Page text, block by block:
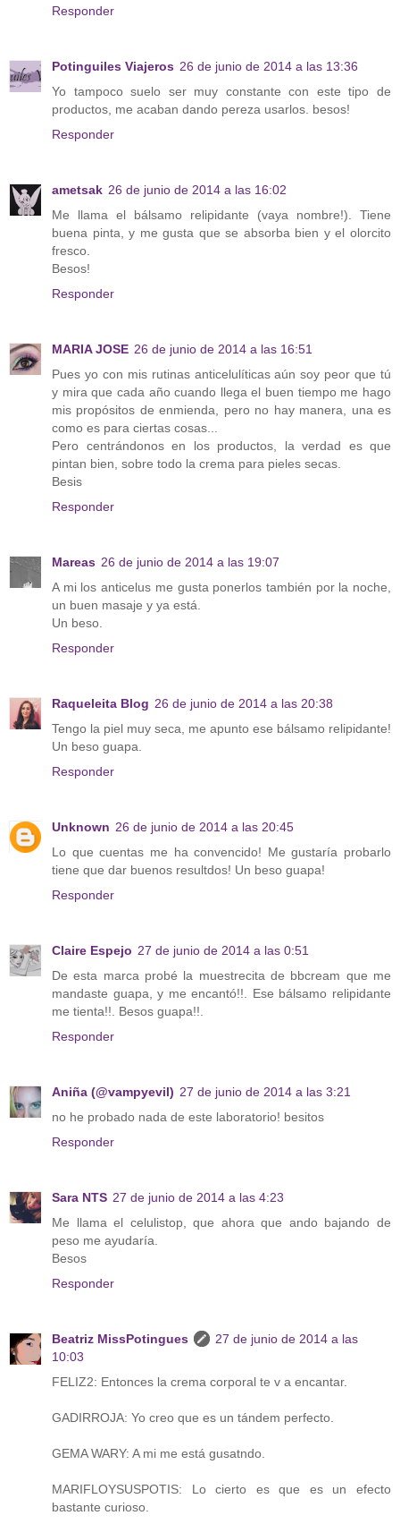
Responder
Potinguiles Viajeros 26 de junio de 2014 a las 13:36
Yo tampoco suelo ser muy constante con este tipo de
productos, me acaban dando pereza usarlos. besos!
Responder
ametsak 26 de junio de 2014 a las 16:02
Me llama el bálsamo relipidante (vaya nombre!). Tiene
buena pinta, y me gusta que se absorba bien y el olorcito
fresco.
Besos!
Responder
MARIA JOSE 26 de junio de 2014 a las 16:51
Pues yo con mis rutinas anticelulíticas aún soy peor que tú
y mira que cada año cuando llega el buen tiempo me hago
mis propósitos de enmienda, pero no hay manera, una es
como es para ciertas cosas...
Pero centrándonos en los productos, la verdad es que
pintan bien, sobre todo la crema para pieles secas.
Besis
Responder
Mareas 26 de junio de 2014 a las 19:07
A mi los anticelus me gusta ponerlos también por la noche,
un buen masaje y ya está.
Un beso.
Responder
Raqueleita Blog 26 de junio de 2014 a las 20:38
Tengo la piel muy seca, me apunto ese bálsamo relipidante!
Un beso guapa.
Responder
Unknown 26 de junio de 2014 a las 20:45
Lo que cuentas me ha convencido! Me gustaría probarlo
tiene que dar buenos resultdos! Un beso guapa!
Responder
Claire Espejo 27 de junio de 2014 a las 0:51
De esta marca probé la muestrecita de bbcream que me
mandaste guapa, y me encantó!!. Ese bálsamo relipidante
me tienta!!. Besos guapa!!.
Responder
Aniña (@vampyevil) 27 de junio de 2014 a las 3:21
no he probado nada de este laboratorio! besitos
Responder
Sara NTS 27 de junio de 2014 a las 4:23
Me llama el celulistop, que ahora que ando bajando de
peso me ayudaría.
Besos
Responder
Beatriz MissPotingues
27 de junio de 2014 a las
10:03
FELIZ2: Entonces la crema corporal te v a encantar.
GADIRROJA: Yo creo que es un tándem perfecto.
GEMA WARY: A mi me está gusatndo.
MARIFLOYSUSPOTIS: Lo cierto es que es un efecto
bastante curioso.